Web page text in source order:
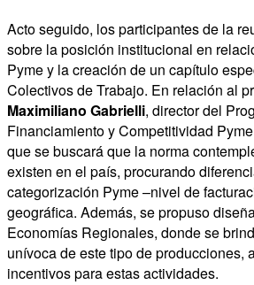
Acto seguido, los participantes de la
sobre la posición institucional en
Pyme y la creación de un capítulo
Colectivos de Trabajo. En relación al
Maximiliano Gabrielli, director del
Financiamiento y Competitividad
que se buscará que la norma
existen en el país, procurando
categorización Pyme –nivel de
geográfica. Además, se propuso
Economías Regionales, donde se
unívoca de este tipo de producciones,
incentivos para estas actividades.